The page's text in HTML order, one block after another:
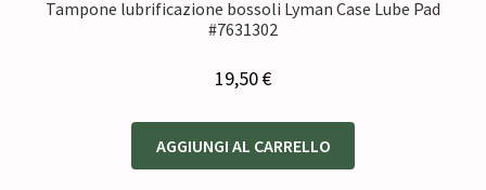
Tampone lubrificazione bossoli Lyman Case Lube Pad
#7631302
19,50€
AGGIUNGI AL CARRELLO